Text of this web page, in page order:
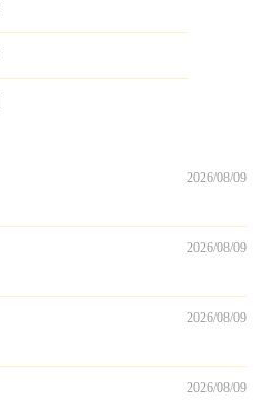
2026/08/09
2026/08/09
2026/08/09
2026/08/09